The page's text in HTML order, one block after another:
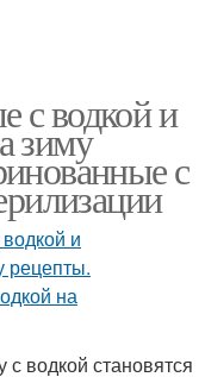
с водкой и
зиму
с
водкой становятся